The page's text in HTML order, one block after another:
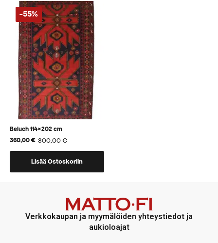
vaihtoehtoja,
jotka
voidaan
valita
tuotteen
sivulla
-55%
Beluch 114×202 cm
800,00€
Alkuperäinen
hinta
800,00 €.
360,00€
Nykyinen
hinta
360,00 €.Lisää Ostoskoriin
Verkkokaupan ja myymälöiden yhteystiedot ja
aukioloajat